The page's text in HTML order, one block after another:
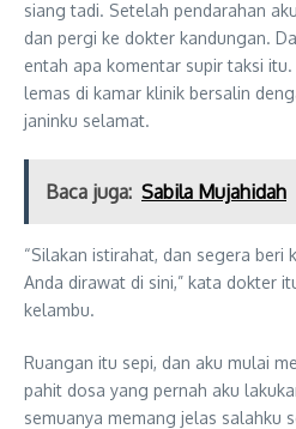
siang tadi. Setelah pendarahan
dan pergi ke dokter kandungan.
entah apa komentar supir taksi
lemas di kamar klinik bersalin
janinku selamat.
Baca juga: Sabila Mujahidah
“Silakan istirahat, dan segera beri
Anda dirawat di sini,” kata dokter
kelambu.
Ruangan itu sepi, dan aku mulai
pahit dosa yang pernah aku
semuanya memang jelas salahku